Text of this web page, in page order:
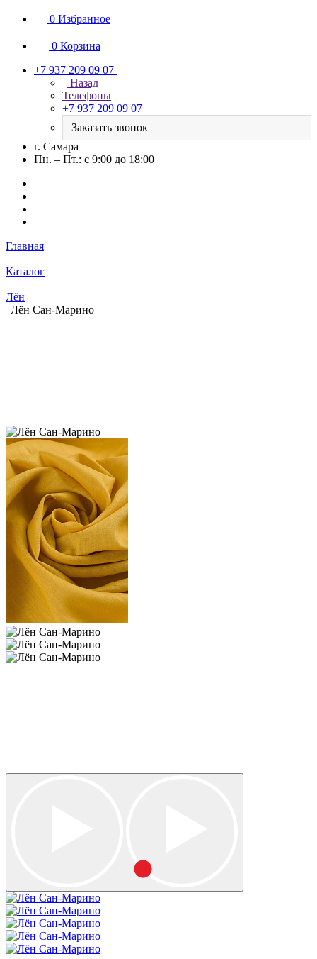
0 Избранное
0 Корзина
+7 937 209 09 07
Назад
Телефоны
+7 937 209 09 07
Заказать звонок
г. Самара
Пн. – Пт.: с 9:00 до 18:00
Главная
Каталог
Лён
Лён Сан-Марино